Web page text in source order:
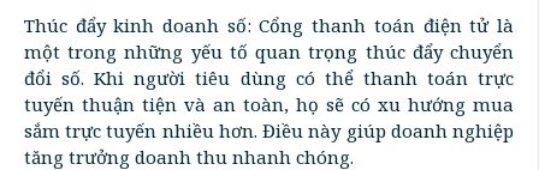
Thúc đẩy kinh doanh số: Cổng thanh toán điện tử là
một trong những yếu tố quan trọng thúc đẩy chuyển
đổi số. Khi người tiêu dùng có thể thanh toán trực
tuyến thuận tiện và an toàn, họ sẽ có xu hướng mua
sắm trực tuyến nhiều hơn. Điều này giúp doanh nghiệp
tăng trưởng doanh thu nhanh chóng.